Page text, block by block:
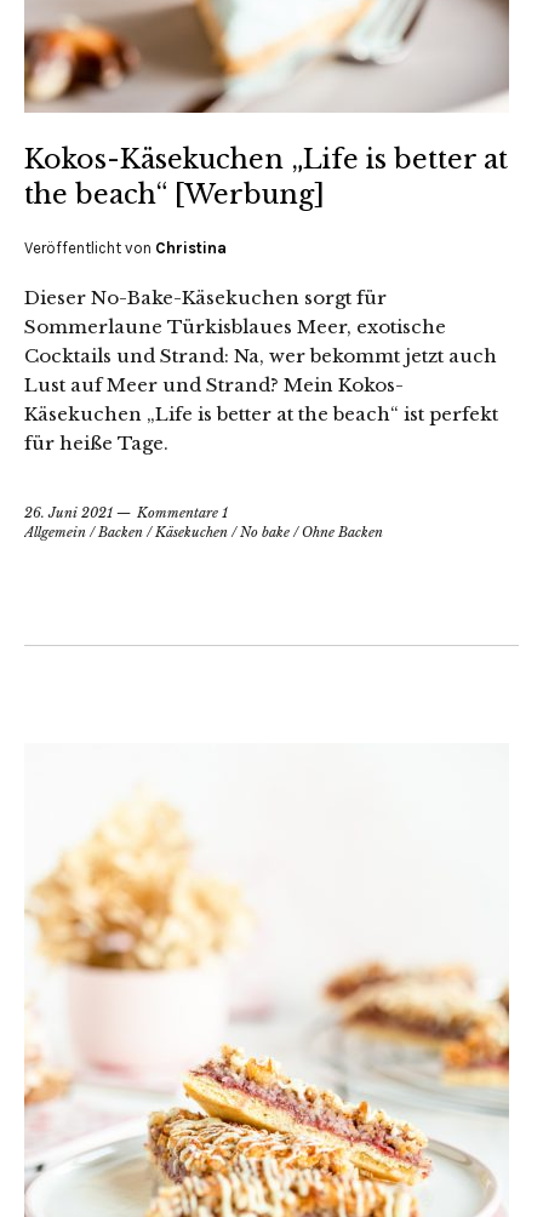
Kokos-Käsekuchen „Life is better at
the beach“ [Werbung]
Veröffentlicht von Christina
Dieser No-Bake-Käsekuchen sorgt für
Sommerlaune Türkisblaues Meer, exotische
Cocktails und Strand: Na, wer bekommt jetzt auch
Lust auf Meer und Strand? Mein Kokos-
Käsekuchen „Life is better at the beach“ ist perfekt
für heiße Tage.
26. Juni 2021
Kommentare 1
Allgemein /Backen /Käsekuchen /No bake /Ohne Backen